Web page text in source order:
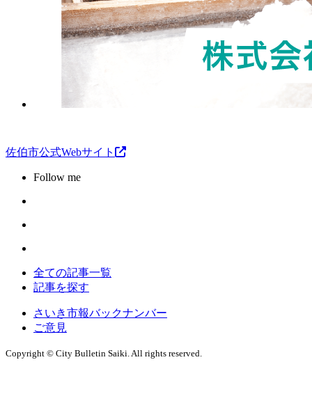
佐伯市公式Webサイト
Follow me
全ての記事一覧
記事を探す
さいき市報バックナンバー
ご意見
Copyright © City Bulletin Saiki. All rights reserved.